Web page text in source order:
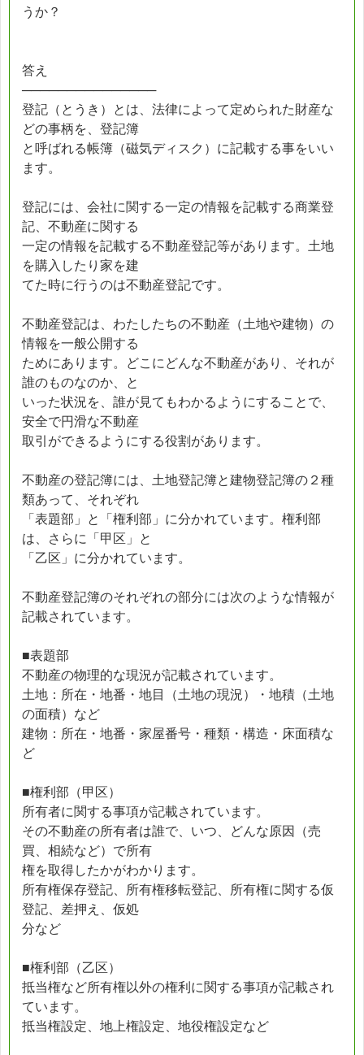
うか？
答え
───────────────
登記（とうき）とは、法律によって定められた財産な
どの事柄を、登記簿
と呼ばれる帳簿（磁気ディスク）に記載する事をいい
ます。
登記には、会社に関する一定の情報を記載する商業登
記、不動産に関する
一定の情報を記載する不動産登記等があります。土地
を購入したり家を建
てた時に行うのは不動産登記です。
不動産登記は、わたしたちの不動産（土地や建物）の
情報を一般公開する
ためにあります。どこにどんな不動産があり、それが
誰のものなのか、と
いった状況を、誰が見てもわかるようにすることで、
安全で円滑な不動産
取引ができるようにする役割があります。
不動産の登記簿には、土地登記簿と建物登記簿の２種
類あって、それぞれ
「表題部」と「権利部」に分かれています。権利部
は、さらに「甲区」と
「乙区」に分かれています。
不動産登記簿のそれぞれの部分には次のような情報が
記載されています。
■表題部
不動産の物理的な現況が記載されています。
土地：所在・地番・地目（土地の現況）・地積（土地
の面積）など
建物：所在・地番・家屋番号・種類・構造・床面積な
ど
■権利部（甲区）
所有者に関する事項が記載されています。
その不動産の所有者は誰で、いつ、どんな原因（売
買、相続など）で所有
権を取得したかがわかります。
所有権保存登記、所有権移転登記、所有権に関する仮
登記、差押え、仮処
分など
■権利部（乙区）
抵当権など所有権以外の権利に関する事項が記載され
ています。
抵当権設定、地上権設定、地役権設定など